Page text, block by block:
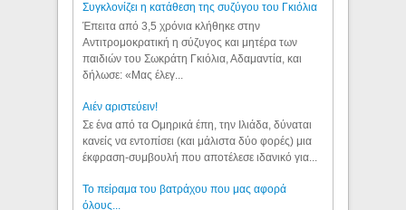
Συγκλονίζει η κατάθεση της συζύγου του Γκιόλια
Έπειτα από 3,5 χρόνια κλήθηκε στην
Αντιτρομοκρατική η σύζυγος και μητέρα των
παιδιών του Σωκράτη Γκιόλια, Αδαμαντία, και
δήλωσε: «Μας έλεγ...
Aιέν αριστεύειν!
Σε ένα από τα Ομηρικά έπη, την Ιλιάδα, δύναται
κανείς να εντοπίσει (και μάλιστα δύο φορές) μια
έκφραση-συμβουλή που αποτέλεσε ιδανικό για...
Το πείραμα του βατράχου που μας αφορά
όλους...